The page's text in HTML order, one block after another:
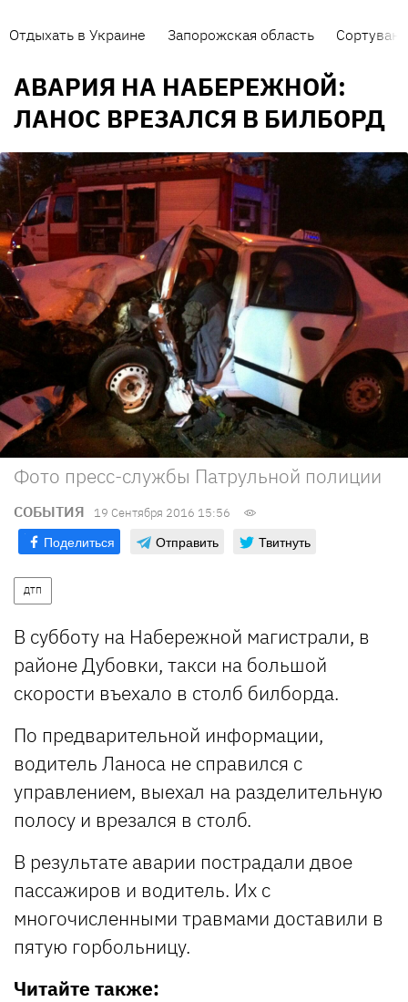
Отдыхать в Украине Запорожская область
АВАРИЯ НА НАБЕРЕЖНОЙ:
ЛАНОС ВРЕЗАЛСЯ В БИЛБОРД
Фото пресс-службы Патрульной полиции
СОБЫТИЯ 19 Сентября 2016 15:56
Поделиться Отправить Твитнуть
ДТП
В субботу на Набережной магистрали, в
районе Дубовки, такси на большой
скорости въехало в столб билборда.
По предварительной информации,
водитель Ланоса не справился с
управлением, выехал на разделительную
полосу и врезался в столб.
В результате аварии пострадали двое
пассажиров и водитель. Их с
многочисленными травмами доставили в
пятую горбольницу.
Читайте также: